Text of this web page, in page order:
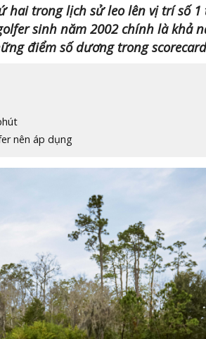
trong lịch sử leo lên vị trí số 1
sinh năm 2002 chính là khả
điểm số dương trong
nên áp dụng